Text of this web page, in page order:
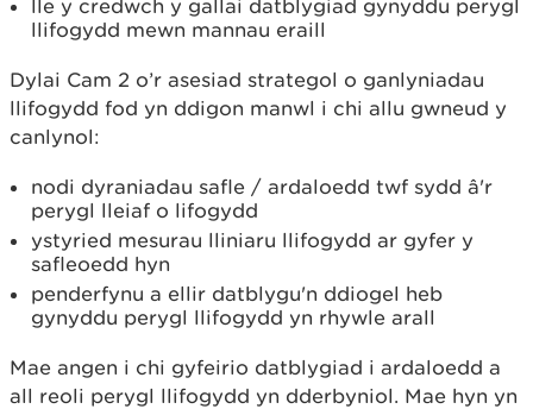
lle y credwch y gallai datblygiad gynyddu perygl
llifogydd mewn mannau eraill
Dylai Cam 2 o’r asesiad strategol o ganlyniadau
llifogydd fod yn ddigon manwl i chi allu gwneud y
canlynol:
nodi dyraniadau safle / ardaloedd twf sydd â'r
perygl lleiaf o lifogydd
ystyried mesurau lliniaru llifogydd ar gyfer y
safleoedd hyn
penderfynu a ellir datblygu'n ddiogel heb
gynyddu perygl llifogydd yn rhywle arall
Mae angen i chi gyfeirio datblygiad i ardaloedd a
all reoli perygl llifogydd yn dderbyniol. Mae hyn yn